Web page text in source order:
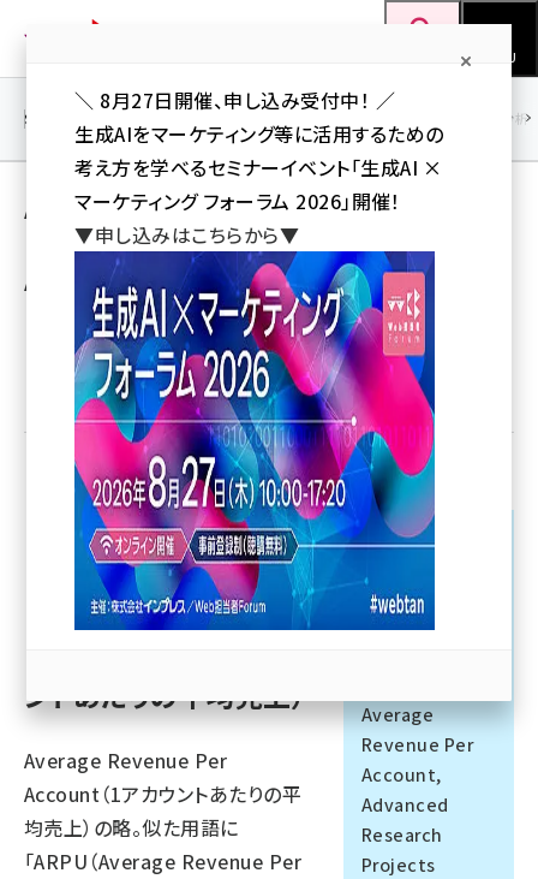
ン
MENU
seo (3538)
ai (2820)
youtube (2444)
note (2322)
セミナー (2315)
z世代 (1629)
meo (1281)
llmo (1167)
SEO アクセス解析／データ分析
ARPA とは 意味/解説/説明 （アーパ, アルパ）
【Average Revenue Per Account,
Advanced Research Projects Agency】
優先するニュース提供元に追加
読み方
アーパ, アルパ
Average
Revenue Per
Account,
Advanced
Research
Projects
「ARPA」は複数の解釈が存在する。
（1）Average Revenue
ントあたりの平均売上）
Average Revenue Per
Account（1アカウントあたりの平
均売上）の略。似た用語に
「ARPU（Average Revenue Per
＼ 8月27日開催、申し込み受付中！ ／
生成AIをマーケティング等に活用するための
考え方を学べるセミナーイベント「生成AI ×
マーケティング フォーラム 2026」開催！
▼申し込みはこちらから▼